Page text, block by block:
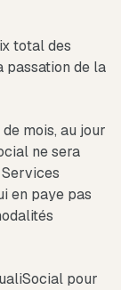
total des
passation de la
mois, au jour
ne sera
en paye pas
pour